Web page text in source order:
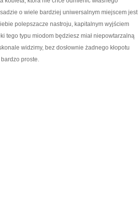
o wiele bardziej uniwersalnym miejscem jest
polepszacze nastroju, kapitalnym wyjściem
tego typu miodom będziesz miał niepowtarzalną
widzimy, bez dosłownie żadnego kłopotu
proste.